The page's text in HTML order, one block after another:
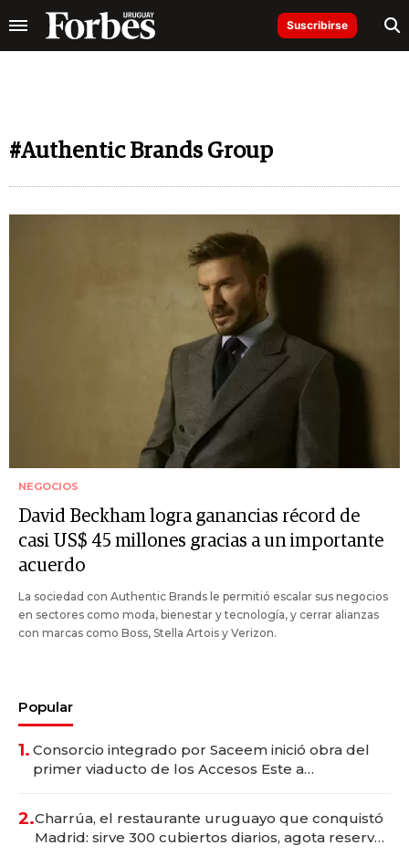
Suscribirse
#Authentic Brands Group
NEGOCIOS
David Beckham logra ganancias récord de
casi US$ 45 millones gracias a un importante
acuerdo
La sociedad con Authentic Brands le permitió escalar sus negocios
en sectores como moda, bienestar y tecnología, y cerrar alianzas
con marcas como Boss, Stella Artois y Verizon.
Popular
1. Consorcio integrado por Saceem inició obra del
primer viaducto de los Accesos Este a
2.Charrúa, el restaurante uruguayo que conquistó
Madrid: sirve 300 cubiertos diarios, agota reservas